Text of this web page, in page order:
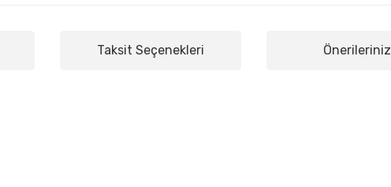
Taksit Seçenekleri Önerileriniz